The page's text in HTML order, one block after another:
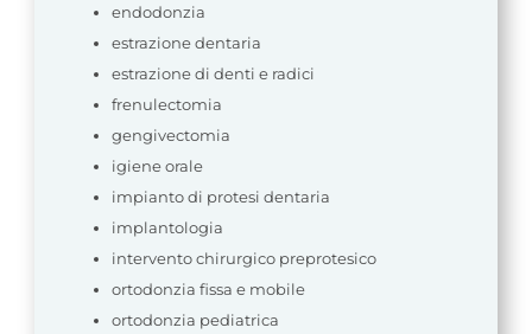
endodonzia
estrazione dentaria
estrazione di denti e radici
frenulectomia
gengivectomia
igiene orale
impianto di protesi dentaria
implantologia
intervento chirurgico preprotesico
ortodonzia fissa e mobile
ortodonzia pediatrica